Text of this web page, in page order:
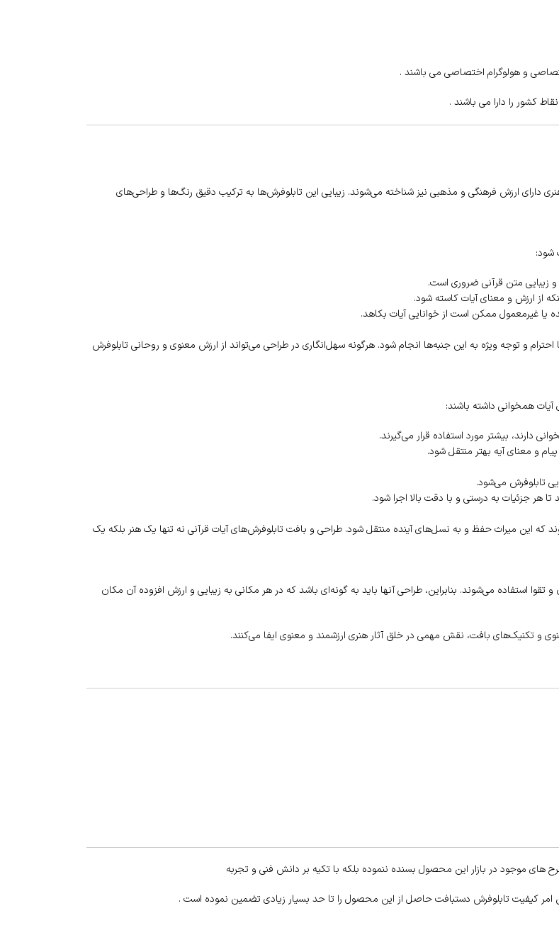
هنری دارای ارزش فرهنگی و مذهبی نیز شناخته می‌شوند. زیبایی این تابلوفرش‌ها به ترکیب دقیق رنگ‌ها و طراحی‌های
شود:
زیبایی متن قرآنی ضروری است.
از ارزش و معنای آیات کاسته شود.
یا غیرمعمول ممکن است از خوانایی آیات بکاهد.
احترام و توجه ویژه به این جنبه‌ها انجام شود. هرگونه سهل‌انگاری در طراحی می‌تواند از ارزش معنوی و روحانی تابلوفرش
همخوانی داشته باشند:
دارند، بیشتر مورد استفاده قرار می‌گیرند.
و معنای آیه بهتر منتقل شود.
تابلوفرش می‌شود.
هر جزئیات به درستی و با دقت بالا اجرا شود.
که این میراث حفظ و به نسل‌های آینده منتقل شود. طراحی و بافت تابلوفرش‌های آیات قرآنی نه تنها یک هنر بلکه یک
استفاده می‌شوند. بنابراین، طراحی آنها باید به گونه‌ای باشد که در هر مکانی به زیبایی و ارزش افزوده آن مکان
و تکنیک‌های بافت، نقش مهمی در خلق آثار هنری ارزشمند و معنوی ایفا می‌کنند.
موجود در بازار این محصول بسنده ننموده بلکه با تکیه بر دانش فنی و تجربه
کیفیت تابلوفرش دستبافت حاصل از این محصول را تا حد بسیار زیادی تضمین نموده است .